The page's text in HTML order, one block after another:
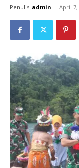
Penulis admin - April 7,